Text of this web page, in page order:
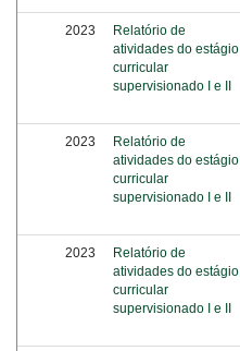
2023
Relatório de
atividades do estágio
curricular
supervisionado I e II
2023
Relatório de
atividades do estágio
curricular
supervisionado I e II
2023
Relatório de
atividades do estágio
curricular
supervisionado I e II